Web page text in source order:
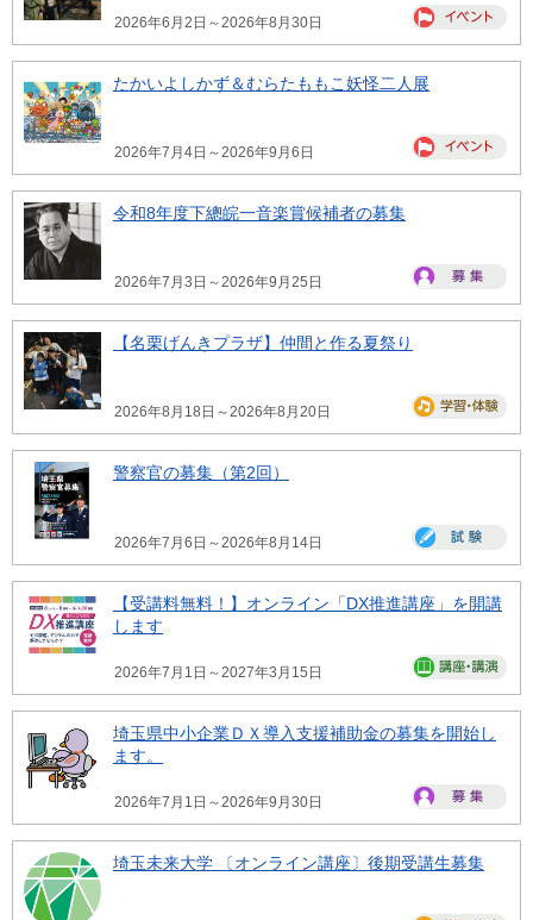
2026年6月2日～2026年8月30日
たかいよしかず＆むらたももこ妖怪二人展
2026年7月4日～2026年9月6日
令和8年度下總皖一音楽賞候補者の募集
2026年7月3日～2026年9月25日
【名栗げんきプラザ】仲間と作る夏祭り
2026年8月18日～2026年8月20日
警察官の募集（第2回）
2026年7月6日～2026年8月14日
【受講料無料！】オンライン「DX推進講座」を開講
します
2026年7月1日～2027年3月15日
埼玉県中小企業ＤＸ導入支援補助金の募集を開始し
ます。
2026年7月1日～2026年9月30日
埼玉未来大学 〔オンライン講座〕後期受講生募集